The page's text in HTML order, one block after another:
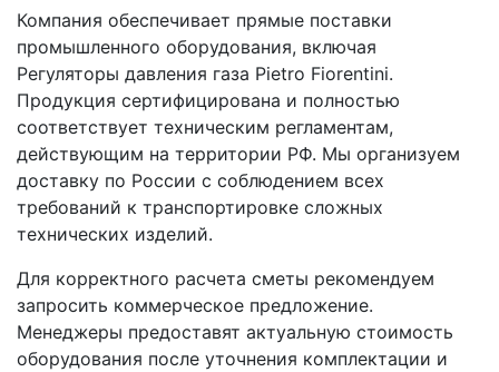
Компания обеспечивает прямые поставки
промышленного оборудования, включая
Регуляторы давления газа Рietro Fiorentini.
Продукция сертифицирована и полностью
соответствует техническим регламентам,
действующим на территории РФ. Мы организуем
доставку по России с соблюдением всех
требований к транспортировке сложных
технических изделий.
Для корректного расчета сметы рекомендуем
запросить коммерческое предложение.
Менеджеры предоставят актуальную стоимость
оборудования после уточнения комплектации и